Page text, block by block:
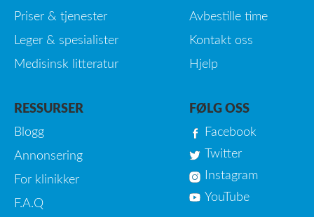
Priser & tjenester
Leger & spesialister
Medisinsk litteratur
Avbestille time
Kontakt oss
Hjelp
RESSURSER
Blogg
Annonsering
For klinikker
F.A.Q
FØLG OSS
Facebook
Twitter
Instagram
YouTube